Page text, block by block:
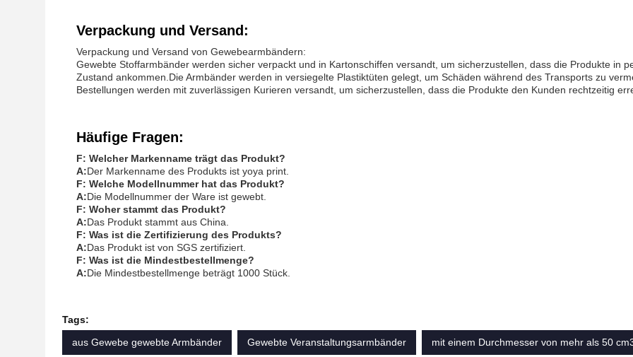
Verpackung und Versand:
Verpackung und Versand von Gewebearmbändern:
Gewebte Stoffarmbänder werden sicher verpackt und in Kartonschiffen versandt, um sicherzustellen, dass die Produkte in
Zustand ankommen.Die Armbänder werden in versiegelte Plastiktüten gelegt, um Schäden während des Transports zu
Bestellungen werden mit zuverlässigen Kurieren versandt, um sicherzustellen, dass die Produkte den Kunden rechtzeitig
Häufige Fragen:
F: Welcher Markenname trägt das Produkt?
A:Der Markenname des Produkts ist yoya print.
F: Welche Modellnummer hat das Produkt?
A:Die Modellnummer der Ware ist gewebt.
F: Woher stammt das Produkt?
A:Das Produkt stammt aus China.
F: Was ist die Zertifizierung des Produkts?
A:Das Produkt ist von SGS zertifiziert.
F: Was ist die Mindestbestellmenge?
A:Die Mindestbestellmenge beträgt 1000 Stück.
Tags:
aus Gewebe gewebte Armbänder
Gewebte Veranstaltungsarmbänder mit einem Durchmesser von mehr als 50